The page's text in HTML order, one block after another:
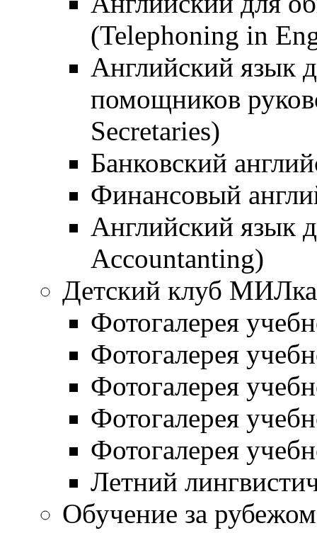
(Telephoning in
Английский язык
помощников
Secretaries)
Банковский
Финансовый
Английский язык
Accountanting)
Детский клуб МИЛка
Фотогалерея
Фотогалерея
Фотогалерея
Фотогалерея
Фотогалерея
Летний
Обучение за рубежом